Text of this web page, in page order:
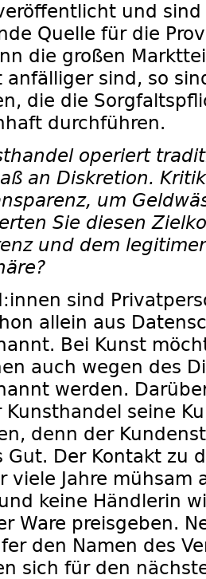
und
Quelle für die
die großen
anfälliger sind, so
die die
durchführen.
operiert
an Diskretion.
um
Sie diesen
und dem
sind
allein aus
Bei Kunst
auch wegen des
werden.
Kunsthandel seine
denn der
Gut. Der Kontakt zu
viele Jahre mühsam
keine Händlerin
Ware preisgeben.
den Namen des
sich für den